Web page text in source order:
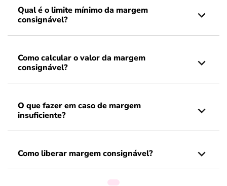
Qual é o limite mínimo da margem
consignável?
Como calcular o valor da margem
consignável?
O que fazer em caso de margem
insuficiente?
Como liberar margem consignável?